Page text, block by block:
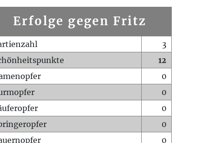
Erfolge gegen Fritz
3
12
0
0
0
0
0